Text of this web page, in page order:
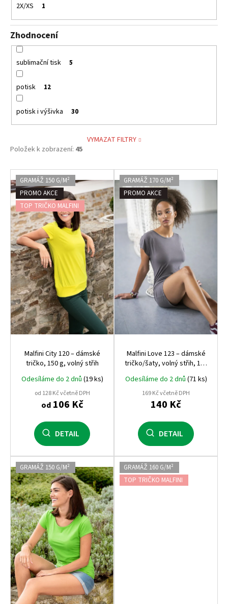
2X/XS 1
Zhodnocení
sublimační tisk 5
potisk 12
potisk i výšivka 30
VYMAZAT FILTRY
Položek k zobrazení: 45
V
ý
p
i
s
p
r
o
d
u
k
t
ů
GRAMÁŽ 150 G/M²
PROMO AKCE
TOP TRIČKO MALFINI
Malfini City 120 – dámské
tričko, 150 g, volný střih
Odesíláme do 2 dnů (19 ks)
od 128 Kč včetně DPH
od106 Kč
DETAIL
GRAMÁŽ 170 G/M²
PROMO AKCE
Malfini Love 123 – dámské
tričko/šaty, volný střih, 150
Odesíláme do 2 dnů (71 ks)
169 Kč včetně DPH
140 Kč
DETAIL
GRAMÁŽ 150 G/M²
GRAMÁŽ 160 G/M²
TOP TRIČKO MALFINI